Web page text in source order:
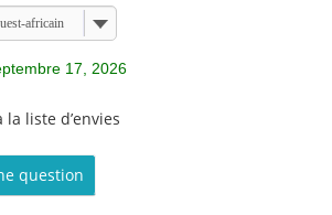
africain
17, 2026
liste d’envies
question